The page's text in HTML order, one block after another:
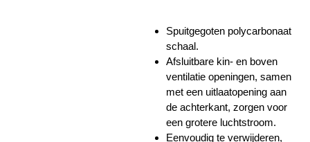
Spuitgegoten polycarbonaat
schaal.
Afsluitbare kin- en boven
ventilatie openingen, samen
met een uitlaatopening aan
de achterkant, zorgen voor
een grotere luchtstroom.
Eenvoudig te verwijderen,